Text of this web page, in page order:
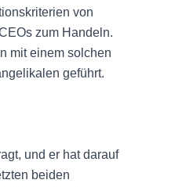
von
zum Handeln.
mit einem solchen
geführt.
und er hat darauf
beiden